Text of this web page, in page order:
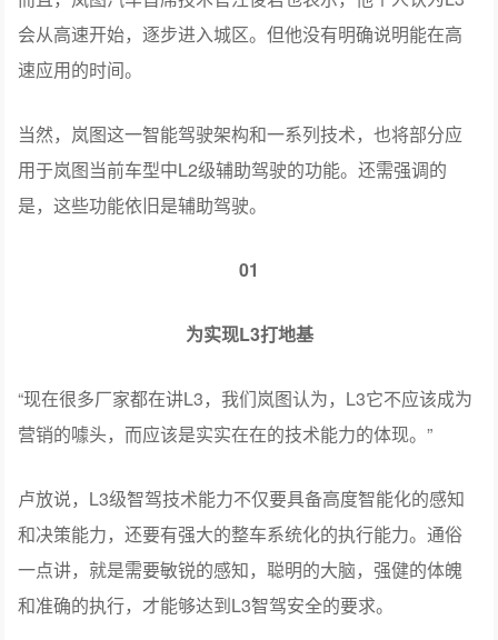
会从高速开始，逐步进入城区。但他没有明确说明能在高
速应用的时间。
当然，岚图这一智能驾驶架构和一系列技术，也将部分应
用于岚图当前车型中L2级辅助驾驶的功能。还需强调的
是，这些功能依旧是辅助驾驶。
01
为实现L3打地基
“现在很多厂家都在讲L3，我们岚图认为，L3它不应该成为
营销的噱头，而应该是实实在在的技术能力的体现。”
卢放说，L3级智驾技术能力不仅要具备高度智能化的感知
和决策能力，还要有强大的整车系统化的执行能力。通俗
一点讲，就是需要敏锐的感知，聪明的大脑，强健的体魄
和准确的执行，才能够达到L3智驾安全的要求。